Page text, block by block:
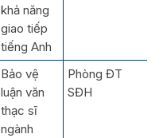
khả năng
giao tiếp
tiếng Anh
Bảo vệ
luận văn
thạc sĩ
ngành
Phòng ĐT
SĐH